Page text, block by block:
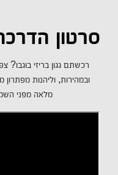
סרטון
רכשתם גגון בריזי בוגבו?
ובמהירות, וליהנות
מלאה מפני